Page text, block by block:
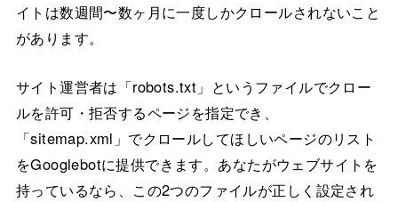
イトは数週間〜数ヶ月に一度しかクロールされないこと
があります。
サイト運営者は「robots.txt」というファイルでクロー
ルを許可・拒否するページを指定でき、
「sitemap.xml」でクロールしてほしいページのリスト
をGooglebotに提供できます。あなたがウェブサイトを
持っているなら、この2つのファイルが正しく設定され